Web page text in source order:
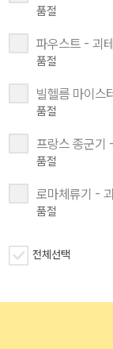
품절
파우스트 - 괴
품절
빌헬름 마이스
품절
프랑스 종군기
품절
로마체류기 -
품절
전체선택